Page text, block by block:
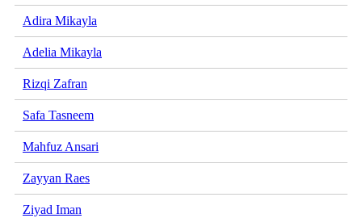
Adira Mikayla
Adelia Mikayla
Rizqi Zafran
Safa Tasneem
Mahfuz Ansari
Zayyan Raes
Ziyad Iman